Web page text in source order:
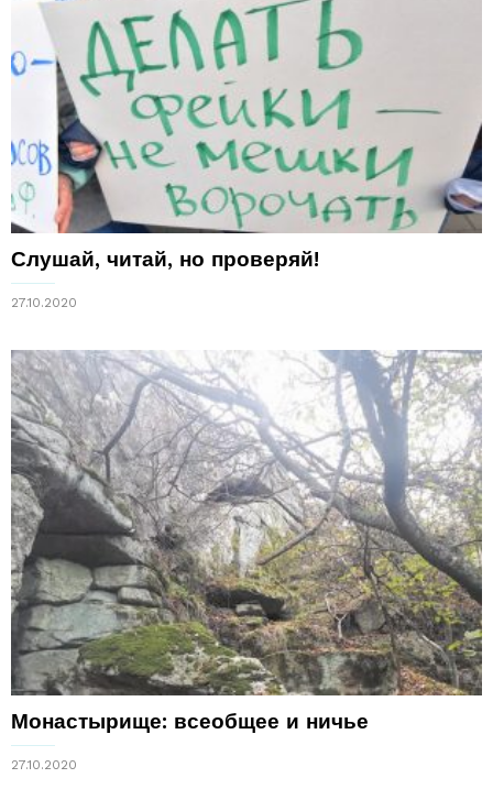
Слушай, читай, но проверяй!
27.10.2020
Монастырище: всеобщее и ничье
27.10.2020